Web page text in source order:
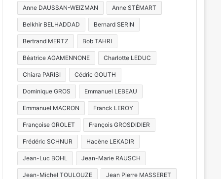
Anne DAUSSAN-WEIZMAN Anne STÉMART
Belkhir BELHADDAD Bernard SERIN
Bertrand MERTZ Bob TAHRI
Béatrice AGAMENNONE Charlotte LEDUC
Chiara PARISI Cédric GOUTH
Dominique GROS Emmanuel LEBEAU
Emmanuel MACRON Franck LEROY
Françoise GROLET François GROSDIDIER
Frédéric SCHNUR Hacène LEKADIR
Jean-Luc BOHL Jean-Marie RAUSCH
Jean-Michel TOULOUZE Jean Pierre MASSERET